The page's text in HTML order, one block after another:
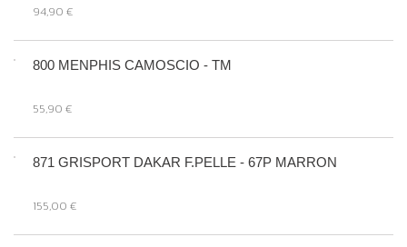
94,90 €
800 MENPHIS CAMOSCIO - TM
55,90 €
871 GRISPORT DAKAR F.PELLE - 67P MARRON
155,00 €